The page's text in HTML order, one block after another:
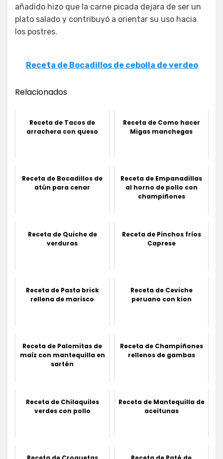
añadido hizo que la carne picada dejara de ser un
plato salado y contribuyó a orientar su uso hacia
los postres.
Receta de Bocadillos de cebolla de verdeo
Relacionados
Receta de Tacos de
arrachera con queso
Receta de Como hacer
Migas manchegas
Receta de Bocadillos de
atún para cenar
Receta de Empanadillas
al horno de pollo con
champiñones
Receta de Quiche de
verduras
Receta de Pinchos fríos
Caprese
Receta de Pasta brick
rellena de marisco
Receta de Ceviche
peruano con kion
Receta de Palomitas de
maíz con mantequilla en
sartén
Receta de Champiñones
rellenos de gambas
Receta de Chilaquiles
verdes con pollo
Receta de Mantequilla de
aceitunas